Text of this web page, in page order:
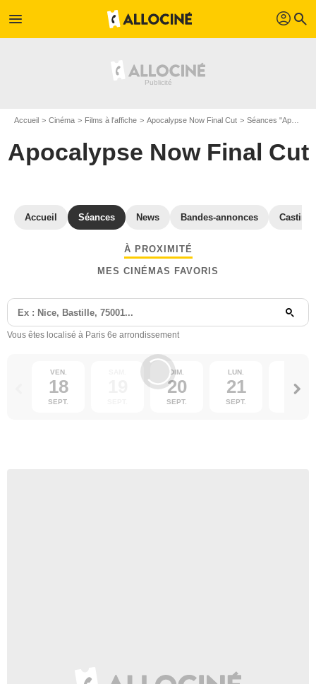
menu profil search
Accueil Cinéma Films à l'affiche Apocalypse Now Final Cut Séances "Apocalypse Now Final Cut" Paris
Apocalypse Now Final Cut
Accueil Séances News Bandes-annonces Casting
À PROXIMITÉ
MES CINÉMAS FAVORIS
Vous êtes localisé à Paris 6e arrondissement
VEN.
18
SEPT.
DIM.
20
SEPT.
LUN.
21
SEPT.
22